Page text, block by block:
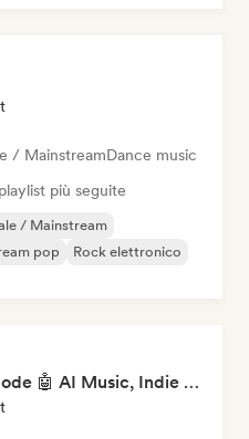
/ MainstreamDance music
più seguite
/ Mainstream
pop
Rock elettronico
Pop Machine Mode 🤖 AI Music, Indie Pop & Dream Pop